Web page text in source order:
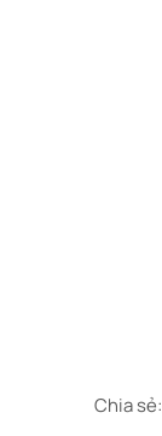
Chia sẻ: